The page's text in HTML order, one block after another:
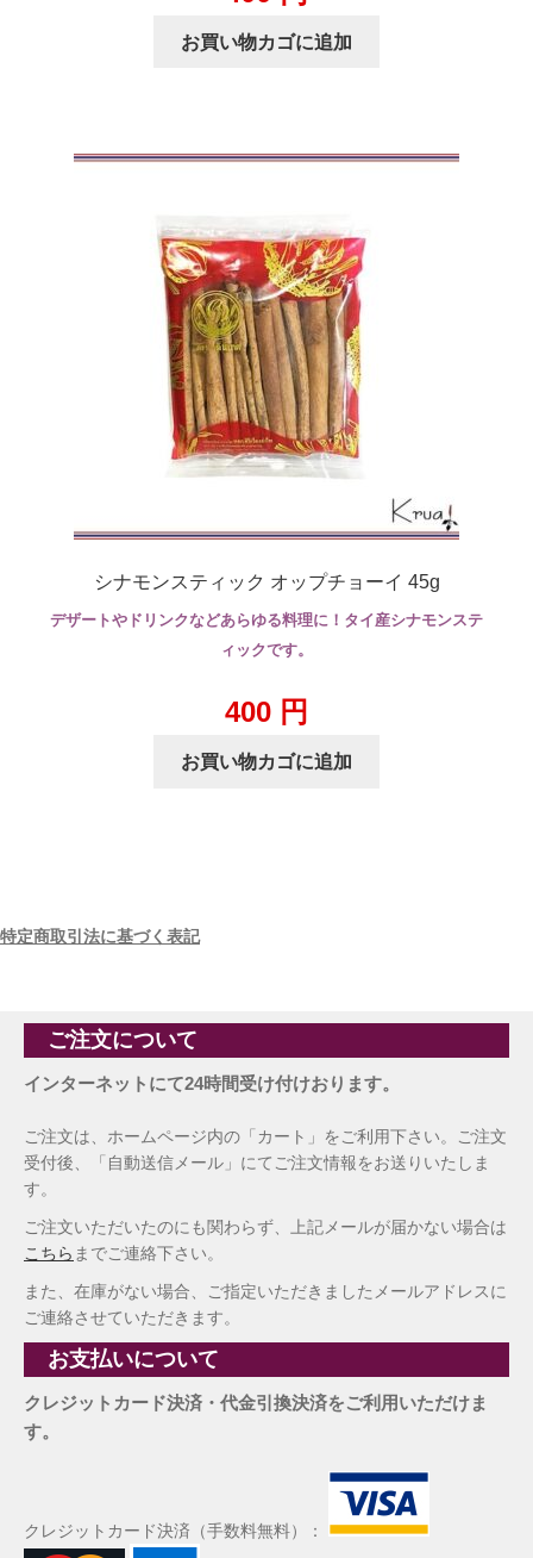
お買い物カゴに追加
シナモンスティック オップチョーイ 45g
デザートやドリンクなどあらゆる料理に！タイ産シナモンステ
ィックです。
400 円
お買い物カゴに追加
特定商取引法に基づく表記
ご注文について
インターネットにて24時間受け付けおります。
ご注文は、ホームページ内の「カート」をご利用下さい。ご注文
受付後、「自動送信メール」にてご注文情報をお送りいたしま
す。
ご注文いただいたのにも関わらず、上記メールが届かない場合は
こちら までご連絡下さい。
また、在庫がない場合、ご指定いただきましたメールアドレスに
ご連絡させていただきます。
お支払いについて
クレジットカード決済・代金引換決済をご利用いただけま
す。
クレジットカード決済（手数料無料）：